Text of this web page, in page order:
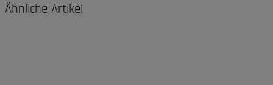
Ähnliche Artikel